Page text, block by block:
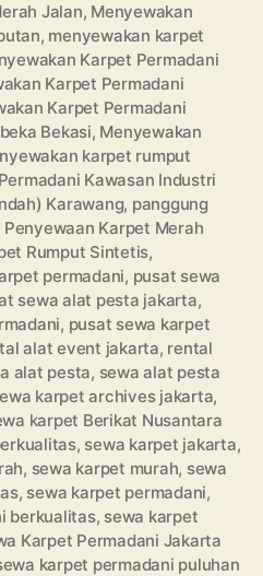
Jalan, Menyewakan
, menyewakan karpet
Karpet Permadani
Karpet Permadani
Karpet Permadani
Bekasi, Menyewakan
karpet rumput
Kawasan Industri
Karawang, panggung
Penyewaan Karpet Merah
Rumput Sintetis,
permadani, pusat sewa
sewa alat pesta jakarta,
, pusat sewa karpet
alat event jakarta, rental
alat pesta, sewa alat pesta
karpet archives jakarta,
karpet Berikat Nusantara
, sewa karpet jakarta,
, sewa karpet murah, sewa
, sewa karpet permadani,
berkualitas, sewa karpet
Karpet Permadani Jakarta
karpet permadani puluhan